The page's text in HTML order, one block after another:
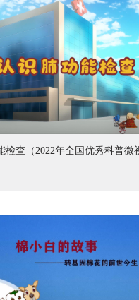
检查（2022年全国优秀科普微